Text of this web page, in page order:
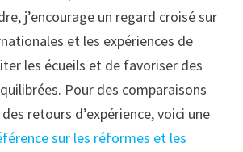
j’encourage un regard croisé sur
et les expériences de
les écueils et de favoriser des
Pour des comparaisons
retours d’expérience, voici une
sur les réformes et les